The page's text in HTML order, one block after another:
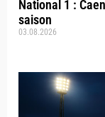
National 1 :
saison
03.08.2026